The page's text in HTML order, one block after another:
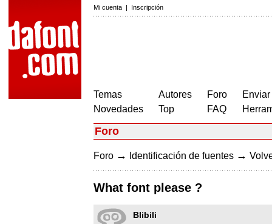
Mi cuenta | Inscripción
Temas
Novedades
Autores
Top
Foro
FAQ
Foro
Foro → Identificación de fuentes →
What font please ?
Blibili